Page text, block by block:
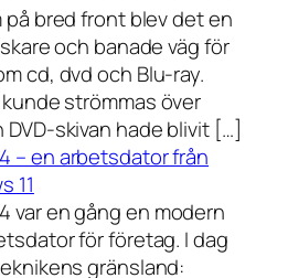
bred front blev det en
och banade väg för
cd, dvd och Blu-ray.
strömmas över
skivan hade blivit […]
– en arbetsdator från
11
var en gång en modern
för företag. I dag
gränsland: